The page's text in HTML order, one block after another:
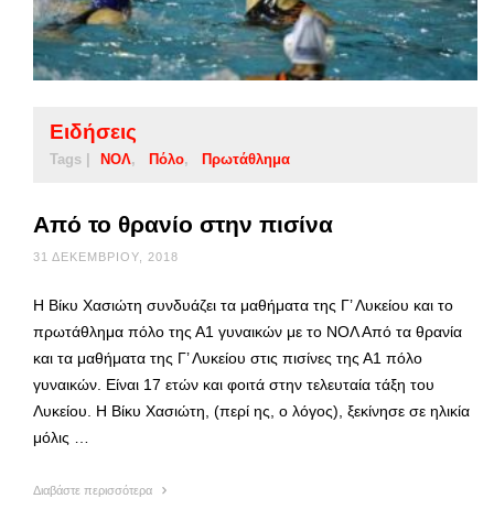
Ειδήσεις
Tags | ΝΟΛ Πόλο Πρωτάθλημα
Από το θρανίο στην πισίνα
31 ΔΕΚΕΜΒΡΊΟΥ, 2018
Η Βίκυ Χασιώτη συνδυάζει τα μαθήματα της Γ’ Λυκείου και το
πρωτάθλημα πόλο της Α1 γυναικών με το ΝΟΛ Από τα θρανία
και τα μαθήματα της Γ’ Λυκείου στις πισίνες της Α1 πόλο
γυναικών. Είναι 17 ετών και φοιτά στην τελευταία τάξη του
Λυκείου. Η Βίκυ Χασιώτη, (περί ης, ο λόγος), ξεκίνησε σε ηλικία
μόλις …
Διαβάστε περισσότερα